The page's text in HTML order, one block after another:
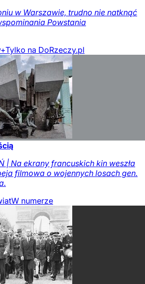
w Warszawie, trudno nie natknąć
Powstania
Tylko na DoRzeczy.pl
| Na ekrany francuskich kin weszła
filmowa o wojennych losach gen.
W numerze